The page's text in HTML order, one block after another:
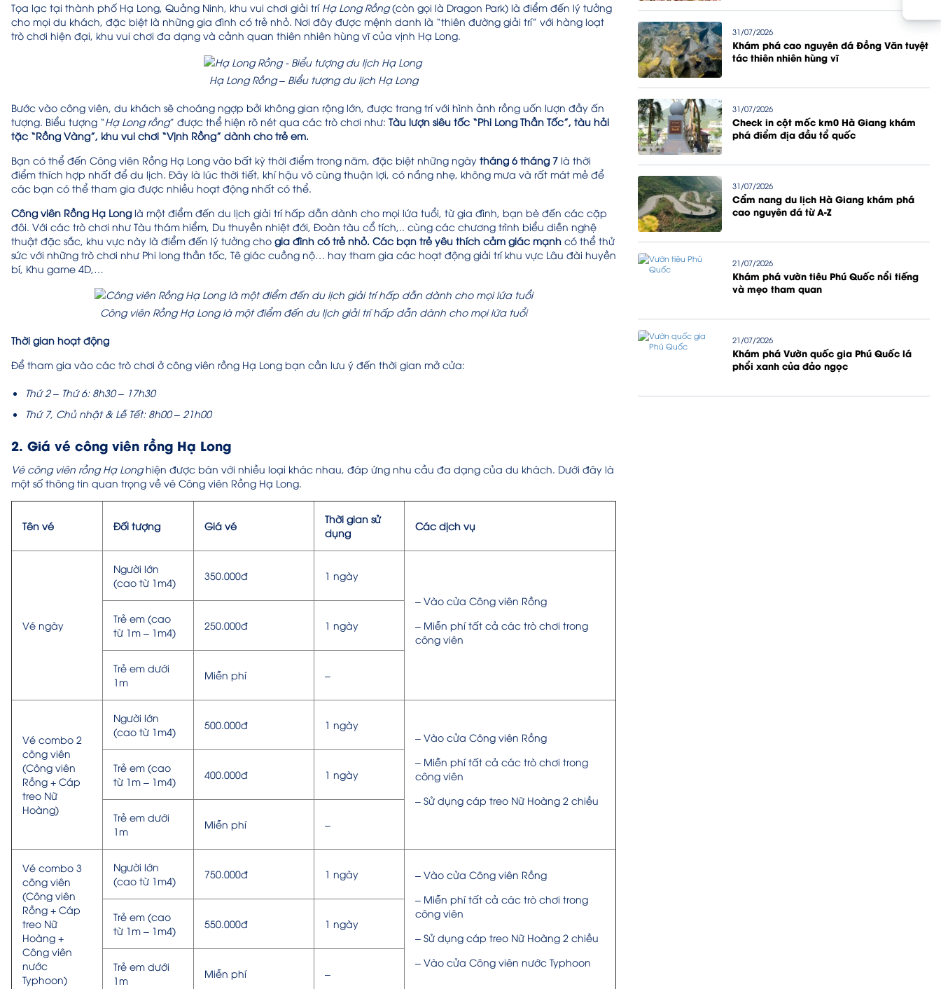
Tọa lạc tại thành phố Hạ Long, Quảng Ninh, khu vui chơi giải trí Hạ Long Rồng(còn gọi là Dragon Park) là điểm đến lý tưởng
cho mọi du khách, đặc biệt là những gia đình có trẻ nhỏ. Nơi đây được mệnh danh là “thiên đường giải trí” với hàng loạt
trò chơi hiện đại, khu vui chơi đa dạng và cảnh quan thiên nhiên hùng vĩ của vịnh Hạ Long.
Hạ Long Rồng – Biểu tượng du lịch Hạ Long
Bước vào công viên, du khách sẽ choáng ngợp bởi không gian rộng lớn, được trang trí với hình ảnh rồng uốn lượn đầy ấn
tượng. Biểu tượng “Hạ Long rồng” được thể hiện rõ nét qua các trò chơi như: Tàu lượn siêu tốc “Phi Long Thần Tốc”, tàu hải
tặc “Rồng Vàng”, khu vui chơi “Vịnh Rồng” dành cho trẻ em.
Bạn có thể đến Công viên Rồng Hạ Long vào bất kỳ thời điểm trong năm, đặc biệt những ngày tháng 6 tháng 7 là thời
điểm thích hợp nhất để du lịch. Đây là lúc thời tiết, khí hậu vô cùng thuận lợi, có nắng nhẹ, không mưa và rất mát mẻ để
các bạn có thể tham gia được nhiều hoạt động nhất có thể.
Công viên Rồng Hạ Long là một điểm đến du lịch giải trí hấp dẫn dành cho mọi lứa tuổi, từ gia đình, bạn bè đến các cặp
đôi. Với các trò chơi như Tàu thám hiểm, Du thuyền nhiệt đới, Đoàn tàu cổ tích,.. cùng các chương trình biểu diễn nghệ
thuật đặc sắc, khu vực này là điểm đến lý tưởng cho gia đình có trẻ nhỏ. Các bạn trẻ yêu thích cảm giác mạnh có thể thử
sức với những trò chơi như Phi long thần tốc, Tê giác cuồng nộ… hay tham gia các hoạt động giải trí khu vực Lâu đài huyền
bí, Khu game 4D,…
Công viên Rồng Hạ Long là một điểm đến du lịch giải trí hấp dẫn dành cho mọi lứa tuổi
Thời gian hoạt động
Để tham gia vào các trò chơi ở công viên rồng Hạ Long bạn cần lưu ý đến thời gian mở cửa:
Thứ 2 – Thứ 6: 8h30 – 17h30
Thứ 7, Chủ nhật & Lễ Tết: 8h00 – 21h00
2. Giá vé công viên rồng Hạ Long
Vé công viên rồng Hạ Longhiện được bán với nhiều loại khác nhau, đáp ứng nhu cầu đa dạng của du khách. Dưới đây là
một số thông tin quan trọng về vé Công viên Rồng Hạ Long.
Tên vé Đối tượng Giá vé
Thời gian sử
dụng
Các dịch vụ
Vé ngày
Người lớn
(cao từ 1m4)
350.000đ
1 ngày
– Vào cửa Công viên Rồng
– Miễn phí tất cả các trò chơi trong
công viên
Trẻ em (cao
từ 1m – 1m4)
250.000đ 1 ngày
Trẻ em dưới
1m
Miễn phí –
Vé combo 2
công viên
(Công viên
Rồng + Cáp
treo Nữ
Hoàng)
Người lớn
(cao từ 1m4)
500.000đ
1 ngày
– Vào cửa Công viên Rồng
– Miễn phí tất cả các trò chơi trong
công viên
– Sử dụng cáp treo Nữ Hoàng 2 chiều
Trẻ em (cao
từ 1m – 1m4)
400.000đ 1 ngày
Trẻ em dưới
1m
Miễn phí –
Vé combo 3
công viên
(Công viên
Rồng + Cáp
treo Nữ
Hoàng +
Công viên
nước
Typhoon)
Người lớn
(cao từ 1m4)
750.000đ 1 ngày
– Vào cửa Công viên Rồng
– Miễn phí tất cả các trò chơi trong
công viên
– Sử dụng cáp treo Nữ Hoàng 2 chiều
– Vào cửa Công viên nước Typhoon
Trẻ em (cao
từ 1m – 1m4)
550.000đ 1 ngày
Trẻ em dưới
1m
Miễn phí –
31/07/2026
Khám phá cao nguyên đá Đồng Văn tuyệt
tác thiên nhiên hùng vĩ
31/07/2026
Check in cột mốc km0 Hà Giang khám
phá điểm địa đầu tổ quốc
31/07/2026
Cẩm nang du lịch Hà Giang khám phá
cao nguyên đá từ A-Z
21/07/2026
Khám phá vườn tiêu Phú Quốc nổi tiếng
và mẹo tham quan
21/07/2026
Khám phá Vườn quốc gia Phú Quốc lá
phổi xanh của đảo ngọc